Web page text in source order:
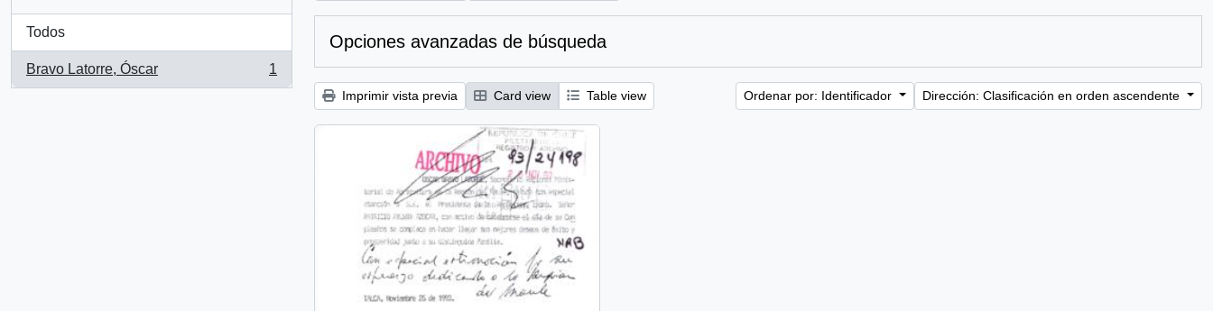
Todos
Bravo Latorre, Óscar
, 1 resultados
1
Opciones avanzadas de búsqueda
Imprimir vista previa Card view Table view Ordenar por: Identificador Dirección: Clasificación en orden ascendente